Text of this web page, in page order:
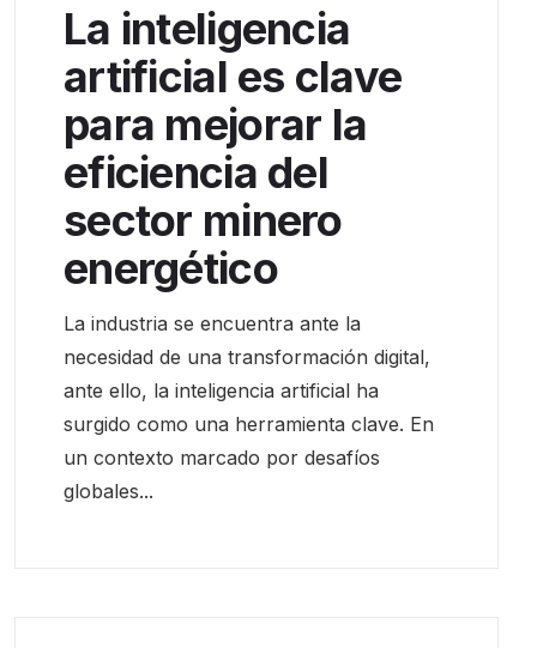
La inteligencia
artificial es clave
para mejorar la
eficiencia del
sector minero
energético
La industria se encuentra ante la
necesidad de una transformación digital,
ante ello, la inteligencia artificial ha
surgido como una herramienta clave. En
un contexto marcado por desafíos
globales...